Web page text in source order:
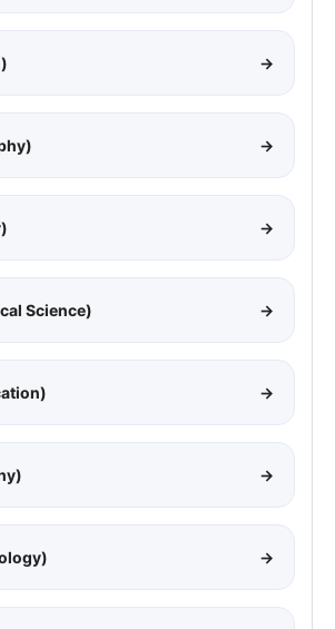
→
→
→
Science) →
→
→
→